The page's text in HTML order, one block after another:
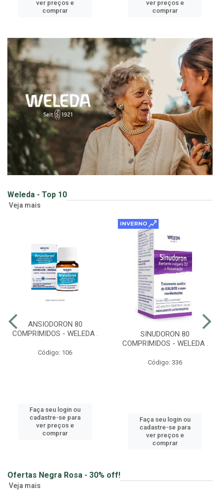
ver preços e
comprar
ver preços e
comprar
Weleda - Top 10
Veja mais
ANSIODORON 80
COMPRIMIDOS - WELEDA .
Código: 106
Faça seu login ou
cadastre-se para
ver preços e
comprar
SINUDORON 80
COMPRIMIDOS - WELEDA .
Código: 336
Faça seu login ou
cadastre-se para
ver preços e
comprar
Ofertas Negra Rosa - 30% off!
Veja mais